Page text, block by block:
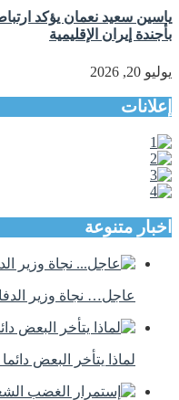
ياسين سعيد نعمان يؤكد
بأجندة إيران الإقليمية
يوليو 20, 2026
إعلانات
اخبار متنوعة
عاجل… نجاة وزير
لماذا يتأخر البعض